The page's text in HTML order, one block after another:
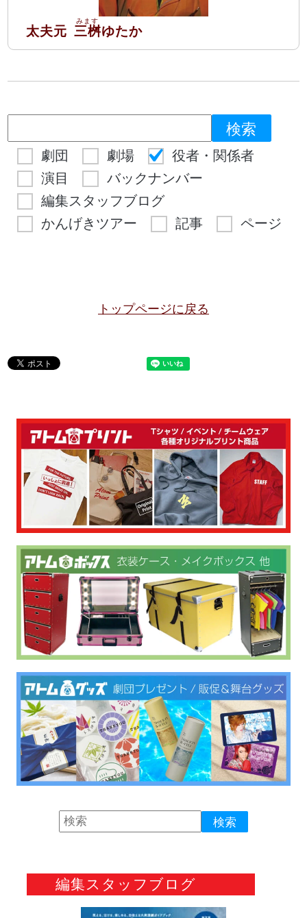
太夫元 三桝ゆたか
劇団 劇場
役者・関係者
演目
バックナンバー
編集スタッフブログ
かんげきツアー
記事 ページ
トップページに戻る
編集スタッフブログ